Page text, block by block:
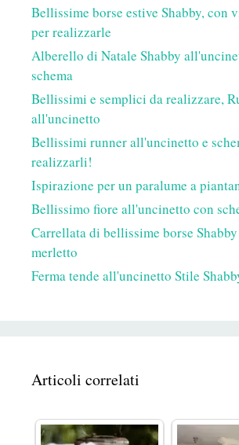
Bellissime borse estive Shabby, con
per realizzarle
Alberello di Natale Shabby
schema
Bellissimi e semplici da realizzare,
all'uncinetto
Bellissimi runner all'uncinetto e
realizzarli!
Ispirazione per un paralume a
Bellissimo fiore all'uncinetto con
Carrellata di bellissime borse
merletto
Ferma tende all'uncinetto Stile
Articoli correlati